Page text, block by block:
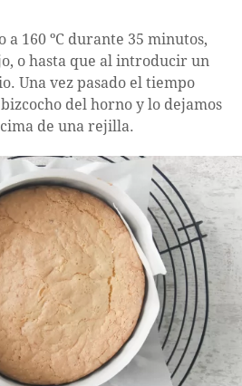
a 160 ºC durante 35 minutos,
o hasta que al introducir un
Una vez pasado el tiempo
del horno y lo dejamos
de una rejilla.